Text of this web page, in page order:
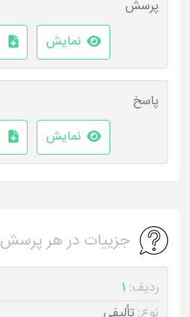
پرسش
نمایش
پاسخ
نمایش
جزییات در هر پرسش
ردیف: 1